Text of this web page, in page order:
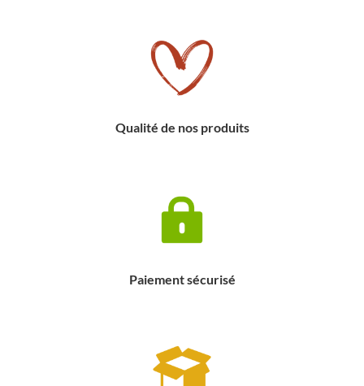
Qualité de nos produits
Paiement sécurisé